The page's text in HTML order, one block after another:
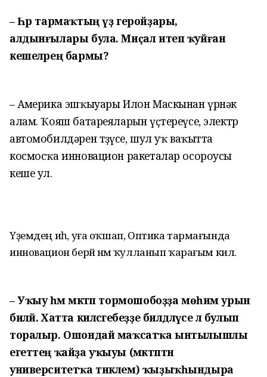
– Һәр тармаҡтың үҙ геройҙары,
алдынғылары була. Миҫал итеп ҡуйған
кешеләрең бармы?
– Америка эшҡыуары Илон Маскынан үрнәк
алам. Ҡояш батареяларын үҫтереүсе, электр
автомобилдәрен төҙөүсе, шул уҡ ваҡытта
космосҡа инновацион ракеталар осороусы
кеше ул.
Үҙемдең иһә, уға оҡшап, Оптика тармағында
инновацион берәй нәмә ҡулланып ҡарағым килә.
– Уҡыу һәм мәктәп тормошобоҙҙа мөһим урын
биләй. Хатта киләсәгебеҙҙе билдәләүсе лә булып
торалыр. Ошондай маҡсатҡа ынтылышлы
егеттең ҡайҙа уҡыуы (мәктәптән
университетҡа тиклем) ҡыҙыҡһындыра